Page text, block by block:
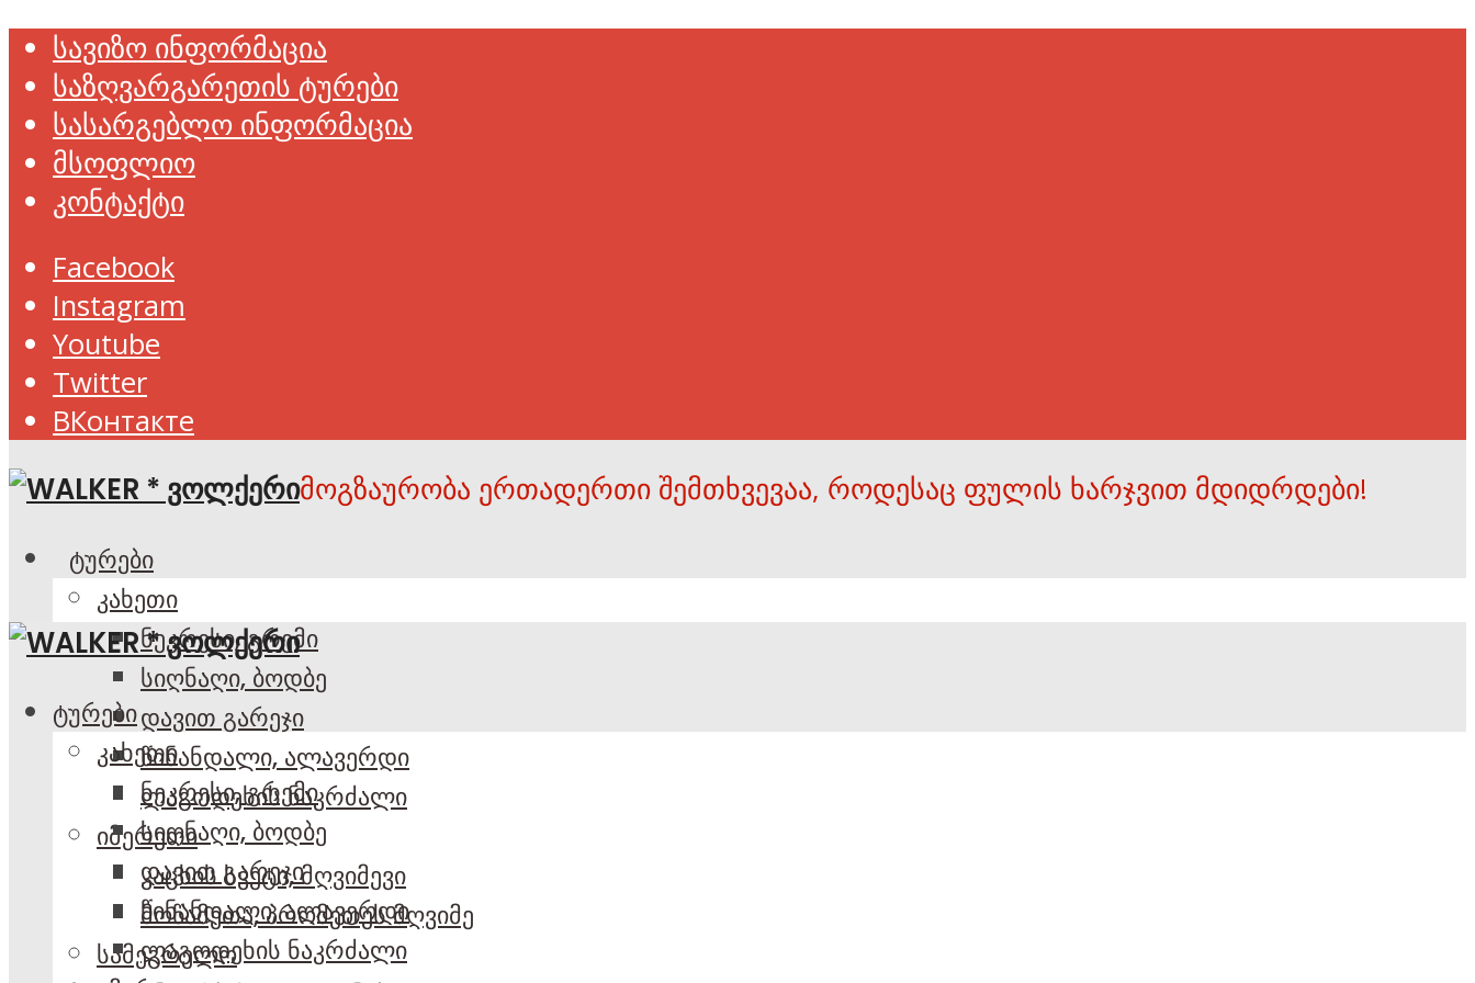
სავიზო ინფორმაცია
საზღვარგარეთის ტურები
სასარგებლო ინფორმაცია
მსოფლიო
კონტაქტი
Facebook
Instagram
Youtube
Twitter
ВКонтакте
მოგზაურობა ერთადერთი შემთხვევაა, როდესაც ფულის ხარჯვით მდიდრდები!
ტურები
კახეთი
ნეკრესი, გრემი
სიღნაღი, ბოდბე
დავით გარეჯი
წინანდალი, ალავერდი
ლაგოდეხის ნაკრძალი
იმერეთი
კაცხის სვეტი, მღვიმევი
მოწამეთა, პრომეთეს მღვიმე
სამეგრელო
ტურები
კახეთი
ნეკრესი, გრემი
სიღნაღი, ბოდბე
დავით გარეჯი
წინანდალი, ალავერდი
ლაგოდეხის ნაკრძალი